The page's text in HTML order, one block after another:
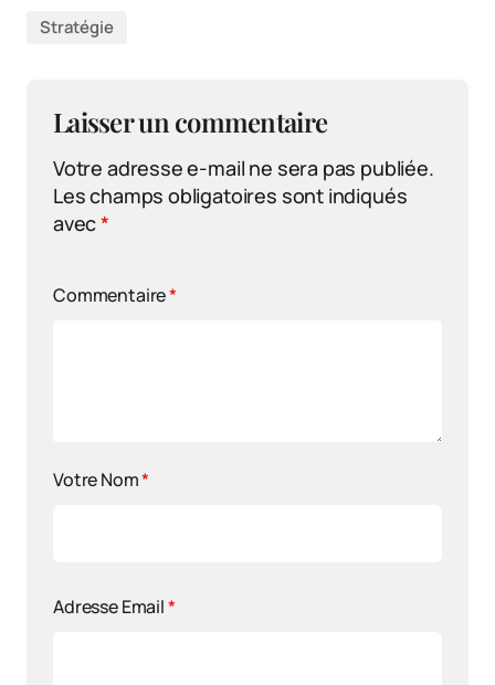
Stratégie
Laisser un commentaire
Votre adresse e-mail ne sera pas publiée.
Les champs obligatoires sont indiqués
avec*
Commentaire*
Votre Nom*
Adresse Email*